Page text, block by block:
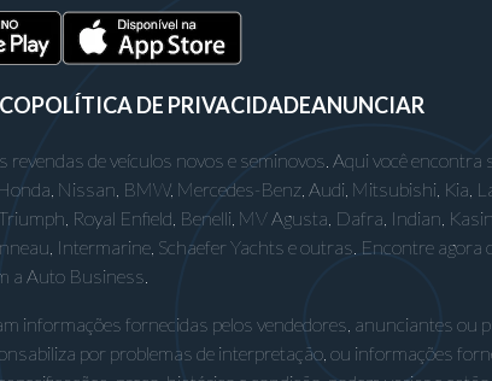
POLÍTICA DE PRIVACIDADEANUNCIAR
de veículos novos e seminovos. Aqui você encontra
Nissan, BMW, Mercedes-Benz, Audi, Mitsubishi, Kia,
Royal Enfield, Benelli, MV Agusta, Dafra, Indian,
Intermarine, Schaefer Yachts e outras. Encontre agora
a Auto Business.
informações fornecidas pelos vendedores, anunciantes ou
por problemas de interpretação, ou informações